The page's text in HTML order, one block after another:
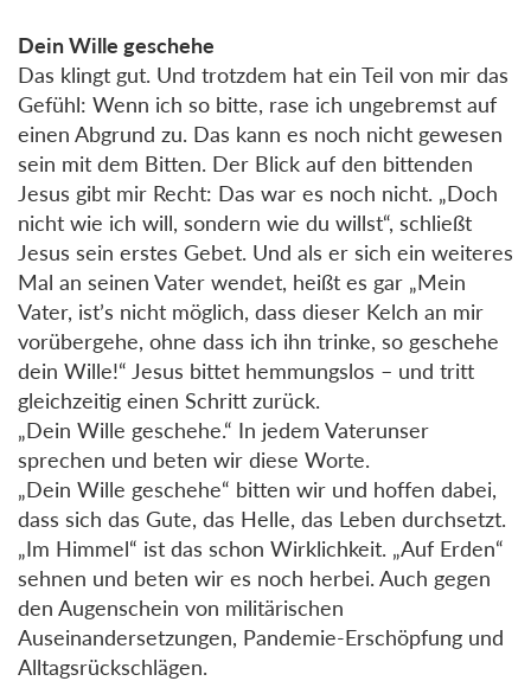
Dein Wille geschehe
Das klingt gut. Und trotzdem hat ein Teil von mir das
Gefühl: Wenn ich so bitte, rase ich ungebremst auf
einen Abgrund zu. Das kann es noch nicht gewesen
sein mit dem Bitten. Der Blick auf den bittenden
Jesus gibt mir Recht: Das war es noch nicht. „Doch
nicht wie ich will, sondern wie du willst“, schließt
Jesus sein erstes Gebet. Und als er sich ein weiteres
Mal an seinen Vater wendet, heißt es gar „Mein
Vater, ist’s nicht möglich, dass dieser Kelch an mir
vorübergehe, ohne dass ich ihn trinke, so geschehe
dein Wille!“ Jesus bittet hemmungslos – und tritt
gleichzeitig einen Schritt zurück.
„Dein Wille geschehe.“ In jedem Vaterunser
sprechen und beten wir diese Worte.
„Dein Wille geschehe“ bitten wir und hoffen dabei,
dass sich das Gute, das Helle, das Leben durchsetzt.
„Im Himmel“ ist das schon Wirklichkeit. „Auf Erden“
sehnen und beten wir es noch herbei. Auch gegen
den Augenschein von militärischen
Auseinandersetzungen, Pandemie-Erschöpfung und
Alltagsrückschlägen.